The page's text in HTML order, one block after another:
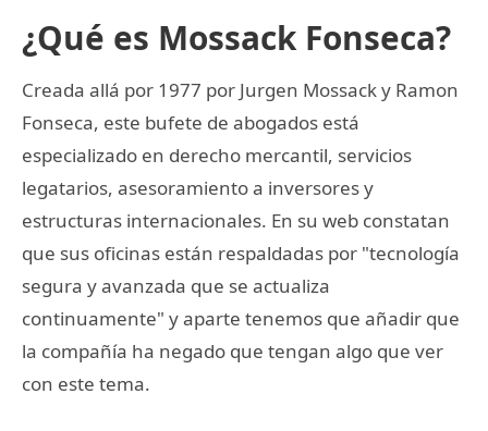
¿Qué es Mossack Fonseca?
Creada allá por 1977 por Jurgen Mossack y Ramon
Fonseca, este bufete de abogados está
especializado en derecho mercantil, servicios
legatarios, asesoramiento a inversores y
estructuras internacionales. En su web constatan
que sus oficinas están respaldadas por "tecnología
segura y avanzada que se actualiza
continuamente" y aparte tenemos que añadir que
la compañía ha negado que tengan algo que ver
con este tema.